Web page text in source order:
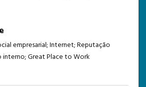
empresarial; Internet; Reputação
Great Place to Work